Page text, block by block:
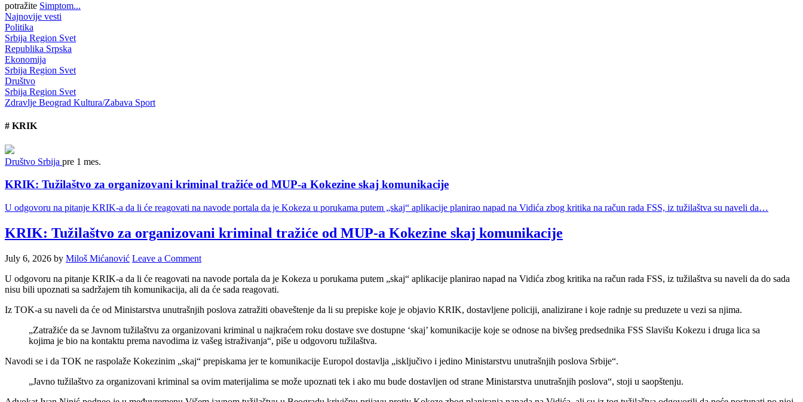
potražite Simptom...
Najnovije vesti
Politika
Srbija Region Svet
Republika Srpska
Ekonomija
Srbija Region Svet
Društvo
Srbija Region Svet
Zdravlje Beograd Kultura/Zabava Sport
# KRIK
Društvo Srbija pre 1 mes.
KRIK: Tužilaštvo za organizovani kriminal tražiće od MUP-a Kokezine skaj komunikacije
U odgovoru na pitanje KRIK-a da li će reagovati na navode portala da je Kokeza u porukama putem „skaj“ aplikacije planirao napad na Vidića zbog kritika na račun rada FSS, iz tužilaštva su naveli da…
KRIK: Tužilaštvo za organizovani kriminal tražiće od MUP-a Kokezine skaj komunikacije
July 6, 2026 by Miloš Mićanović Leave a Comment
U odgovoru na pitanje KRIK-a da li će reagovati na navode portala da je Kokeza u porukama putem „skaj“ aplikacije planirao napad na Vidića zbog kritika na račun rada FSS, iz tužilaštva su naveli da do sada
nisu bili upoznati sa sadržajem tih komunikacija, ali da će sada reagovati.
Iz TOK-a su naveli da će od Ministarstva unutrašnjih poslova zatražiti obaveštenje da li su prepiske koje je objavio KRIK, dostavljene policiji, analizirane i koje radnje su preduzete u vezi sa njima.
„Zatražiće da se Javnom tužilaštvu za organizovani kriminal u najkraćem roku dostave sve dostupne ‘skaj’ komunikacije koje se odnose na bivšeg predsednika FSS Slavišu Kokezu i druga lica sa
kojima je bio na kontaktu prema navodima iz vašeg istraživanja“, piše u odgovoru tužilaštva.
Navodi se i da TOK ne raspolaže Kokezinim „skaj“ prepiskama jer te komunikacije Europol dostavlja „isključivo i jedino Ministarstvu unutrašnjih poslova Srbije“.
„Javno tužilaštvo za organizovani kriminal sa ovim materijalima se može upoznati tek i ako mu bude dostavljen od strane Ministarstva unutrašnjih poslova“, stoji u saopštenju.